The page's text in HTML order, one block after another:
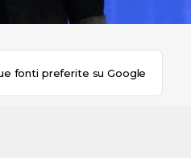
fonti preferite su Google